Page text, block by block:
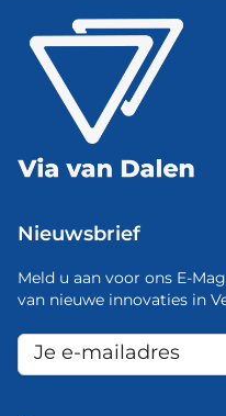
Nieuwsbrief
Meld u aan voor ons E-
van nieuwe innovaties in